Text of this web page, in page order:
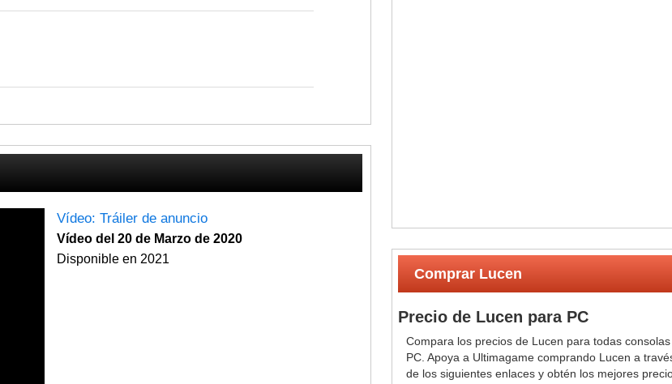
Vídeo: Tráiler de anuncio
Vídeo del 20 de Marzo de 2020
Disponible en 2021
Comprar Lucen
Precio de Lucen para PC
Compara los precios de Lucen para todas consolas
PC. Apoya a Ultimagame comprando Lucen a
de los siguientes enlaces y obtén los mejores